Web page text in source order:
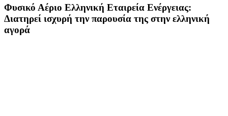
Φυσικό Αέριο Ελληνική Εταιρεία Ενέργειας:
Διατηρεί ισχυρή την παρουσία της στην ελληνική
αγορά